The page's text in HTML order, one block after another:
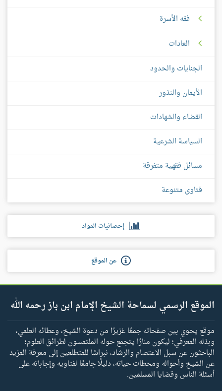
فقه الأسرة
العادات
الجنايات والحدود
الأيمان والنذور
القضاء والشهادات
السياسة الشرعية
مسائل فقهية متفرقة
فتاوى متنوعة
إحصائيات المواد
عن الموقع
الموقع الرسمي لسماحة الشيخ الإمام ابن باز رحمه الله
موقع يحوي بين صفحاته جمعًا غزيرًا من دعوة الشيخ، وعطائه العلمي،
وبذله المعرفي؛ ليكون منارًا يتجمع حوله الملتمسون لطرائق العلوم؛
الباحثون عن سبل الاعتصام والرشاد، نبراسًا للمتطلعين إلى معرفة المزيد
عن الشيخ وأحواله ومحطات حياته، دليلًا جامعًا لفتاويه وإجاباته على
أسئلة الناس وقضايا المسلمين.